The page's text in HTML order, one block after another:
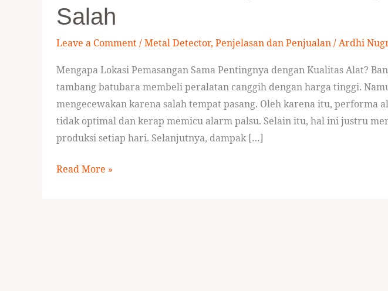
Salah
Leave a Comment/Metal Detector, Penjelasan dan Penjualan/Ardhi
Mengapa Lokasi Pemasangan Sama Pentingnya dengan Kualitas Alat?
tambang batubara membeli peralatan canggih dengan harga tinggi.
mengecewakan karena salah tempat pasang. Oleh karena itu, performa
tidak optimal dan kerap memicu alarm palsu. Selain itu, hal ini justru
produksi setiap hari. Selanjutnya, dampak […]
Detector
Tambang
yang
Sering
Salah
Read More »